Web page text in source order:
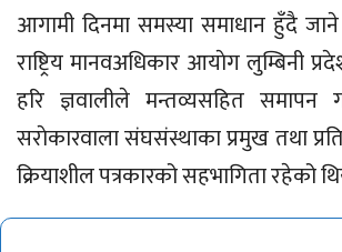
आगामी दिनमा समस्या समाधान हुँदै
राष्ट्रिय मानवअधिकार आयाेग लुम्बिनी
हरि ज्ञवालीले मन्तव्यसहित समापन
सराेकारवाला संघसंस्थाका प्रमुख तथा
क्रियाशील पत्रकारको सहभागिता रहेको